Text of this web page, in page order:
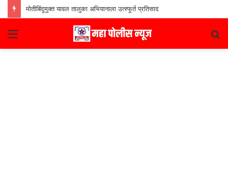
मोतीबिंदूमुक्त यावल तालुका अभियानाला उत्स्फूर्त प्रतिसाद
Menu